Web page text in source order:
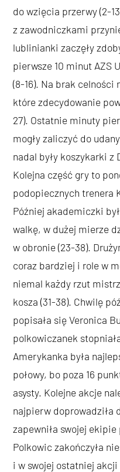
do wzięcia przerwy (2-
z zawodniczkami
lublinianki zaczęły
pierwsze 10 minut AZS
(8-16). Na brak celności
które zdecydowanie
27). Ostatnie minuty
mogły zaliczyć do
nadal były koszykarki z
Kolejna część gry to
podopiecznych trenera
Później akademiczki
walkę, w dużej mierze
w obronie (23-38).
coraz bardziej i role w
niemal każdy rzut
kosza (31-38). Chwilę
popisała się Veronica
polkowiczanek
Amerykanka była
połowy, bo poza 16
asysty. Kolejne akcje
najpierw doprowadziła
zapewniła swojej
Polkowic zakończyła
i w swojej ostatniej